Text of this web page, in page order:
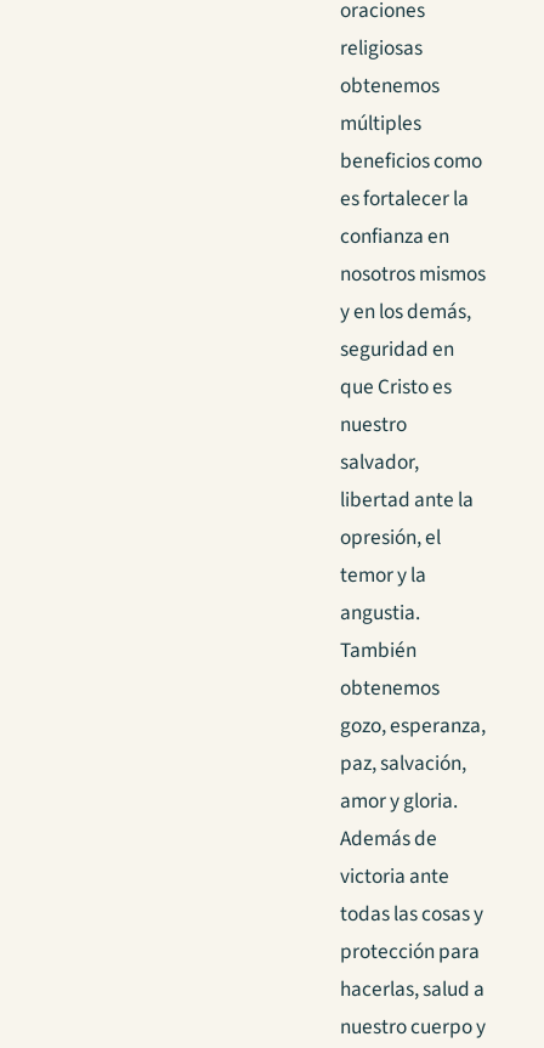
oraciones
religiosas
obtenemos
múltiples
beneficios como
es fortalecer la
confianza en
nosotros mismos
y en los demás,
seguridad en
que Cristo es
nuestro
salvador,
libertad ante la
opresión, el
temor y la
angustia.
También
obtenemos
gozo, esperanza,
paz, salvación,
amor y gloria.
Además de
victoria ante
todas las cosas y
protección para
hacerlas, salud a
nuestro cuerpo y